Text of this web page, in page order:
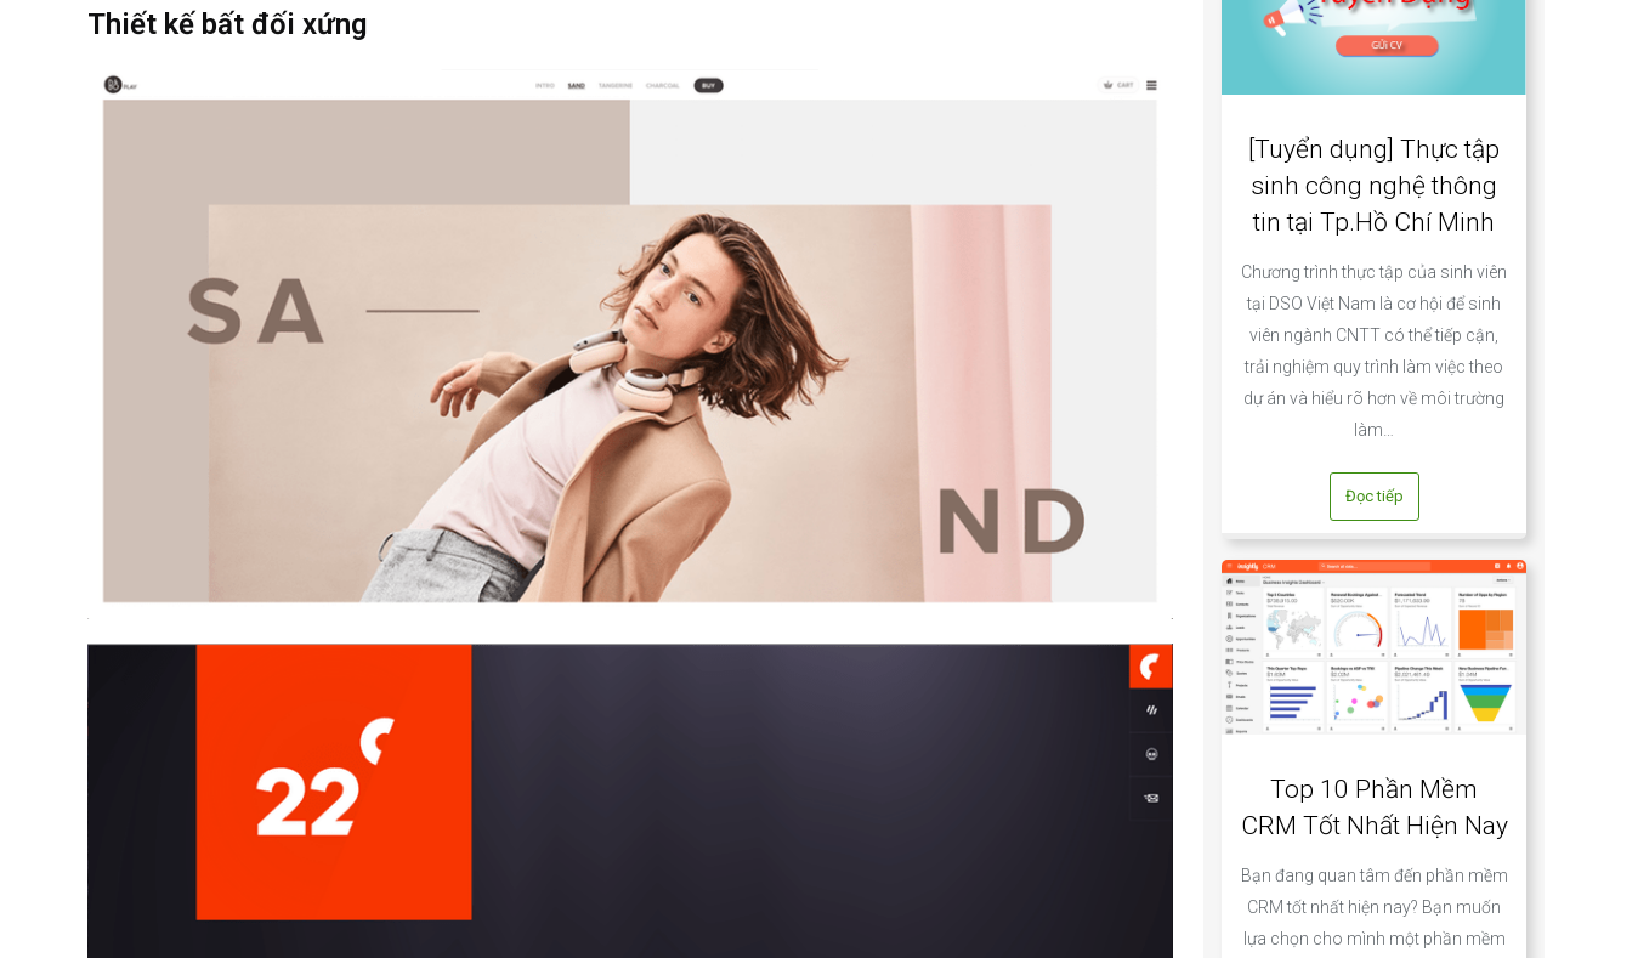
Thiết kế bất đối xứng
[Tuyển dụng] Thực tập
sinh công nghệ thông
tin tại Tp.Hồ Chí Minh
Chương trình thực tập của sinh viên
tại DSO Việt Nam là cơ hội để sinh
viên ngành CNTT có thể tiếp cận,
trải nghiệm quy trình làm việc theo
dự án và hiểu rõ hơn về môi trường
làm…
Đọc tiếp
Top 10 Phần Mềm
CRM Tốt Nhất Hiện Nay
Bạn đang quan tâm đến phần mềm
CRM tốt nhất hiện nay? Bạn muốn
lựa chọn cho mình một phần mềm